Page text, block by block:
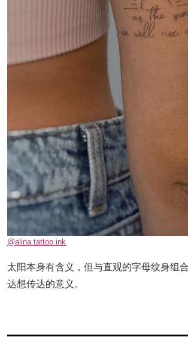
@alina.tattoo.ink
太阳本身有含义，但与直观的字母纹身组
达想传达的意义。